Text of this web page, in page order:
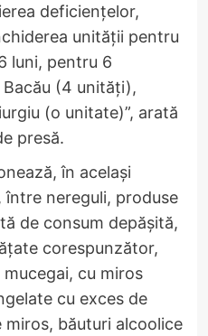
deficiențelor,
unității pentru
luni, pentru 6
(4 unități),
(o unitate)”, arată
presă.
în același
nereguli, produse
de consum depășită,
corespunzător,
cu miros
cu exces de
băuturi alcoolice